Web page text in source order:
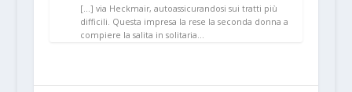
[…] via Heckmair, autoassicurandosi sui tratti più
difficili. Questa impresa la rese la seconda donna a
compiere la salita in solitaria…